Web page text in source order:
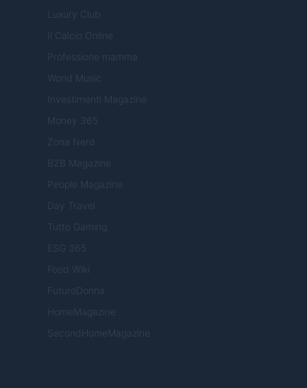
Luxury Club
Il Calcio Online
Professione mamma
World Music
Investimenti Magazine
Money 365
Zona Nerd
B2B Magazine
People Magazine
Day Travel
Tutto Gaming
ESG 365
Food Wiki
FuturoDonna
HomeMagazine
SecondHomeMagazine